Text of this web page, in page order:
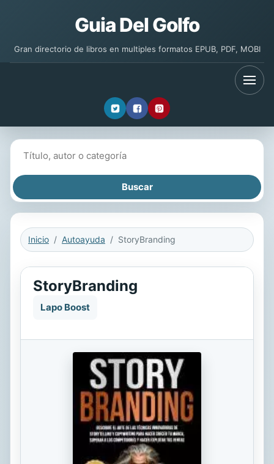
Guia Del Golfo
Gran directorio de libros en multiples formatos EPUB, PDF, MOBI
Inicio Autoayuda StoryBranding
StoryBranding
Lapo Boost